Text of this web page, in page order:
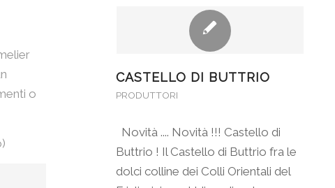
CASTELLO DI BUTTRIO
PRODUTTORI
Novità .... Novità !!! Castello di
Buttrio ! Il Castello di Buttrio fra le
dolci colline dei Colli Orientali del
o